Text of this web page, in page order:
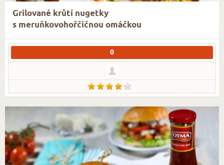
Grilované krůtí nugetky
s meruňkovohořčičnou omáčkou
0